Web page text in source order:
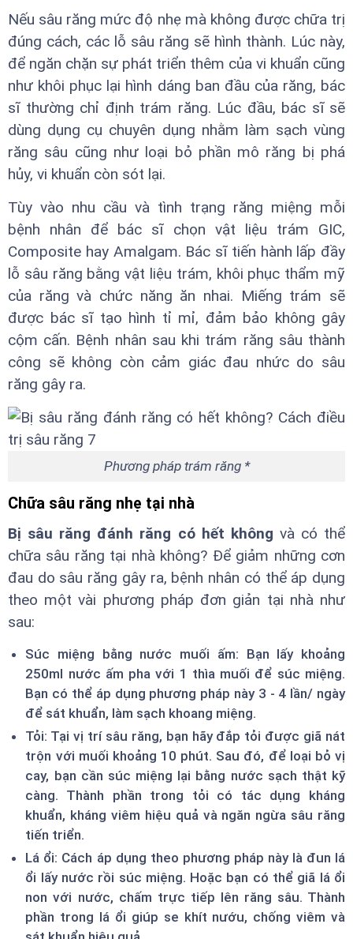
Nếu sâu răng mức độ nhẹ mà không được chữa trị
đúng cách, các lỗ sâu răng sẽ hình thành. Lúc này,
để ngăn chặn sự phát triển thêm của vi khuẩn cũng
như khôi phục lại hình dáng ban đầu của răng, bác
sĩ thường chỉ định trám răng. Lúc đầu, bác sĩ sẽ
dùng dụng cụ chuyên dụng nhằm làm sạch vùng
răng sâu cũng như loại bỏ phần mô răng bị phá
hủy, vi khuẩn còn sót lại.
Tùy vào nhu cầu và tình trạng răng miệng mỗi
bệnh nhân để bác sĩ chọn vật liệu trám GIC,
Composite hay Amalgam. Bác sĩ tiến hành lấp đầy
lỗ sâu răng bằng vật liệu trám, khôi phục thẩm mỹ
của răng và chức năng ăn nhai. Miếng trám sẽ
được bác sĩ tạo hình tỉ mỉ, đảm bảo không gây
cộm cấn. Bệnh nhân sau khi trám răng sâu thành
công sẽ không còn cảm giác đau nhức do sâu
răng gây ra.
Phương pháp trám răng *
Chữa sâu răng nhẹ tại nhà
Bị sâu răng đánh răng có hết không và có thể
chữa sâu răng tại nhà không? Để giảm những cơn
đau do sâu răng gây ra, bệnh nhân có thể áp dụng
theo một vài phương pháp đơn giản tại nhà như
sau:
Súc miệng bằng nước muối ấm: Bạn lấy khoảng
250ml nước ấm pha với 1 thìa muối để súc miệng.
Bạn có thể áp dụng phương pháp này 3 - 4 lần/ ngày
để sát khuẩn, làm sạch khoang miệng.
Tỏi: Tại vị trí sâu răng, bạn hãy đắp tỏi được giã nát
trộn với muối khoảng 10 phút. Sau đó, để loại bỏ vị
cay, bạn cần súc miệng lại bằng nước sạch thật kỹ
càng. Thành phần trong tỏi có tác dụng kháng
khuẩn, kháng viêm hiệu quả và ngăn ngừa sâu răng
tiến triển.
Lá ổi: Cách áp dụng theo phương pháp này là đun lá
ổi lấy nước rồi súc miệng. Hoặc bạn có thể giã lá ổi
non với nước, chấm trực tiếp lên răng sâu. Thành
phần trong lá ổi giúp se khít nướu, chống viêm và